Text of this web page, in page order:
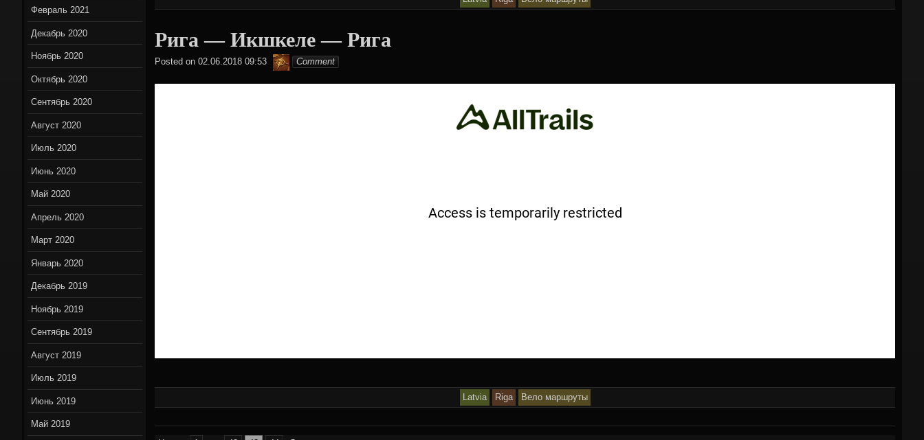
Рига — Икшкеле — Рига
Posted on 02.06.2018 09:53 Hamilton
Comment
Latvia Riga Вело маршруты
Февраль 2021
Декабрь 2020
Ноябрь 2020
Октябрь 2020
Сентябрь 2020
Август 2020
Июль 2020
Июнь 2020
Май 2020
Апрель 2020
Март 2020
Январь 2020
Декабрь 2019
Ноябрь 2019
Сентябрь 2019
Август 2019
Июль 2019
Июнь 2019
Май 2019